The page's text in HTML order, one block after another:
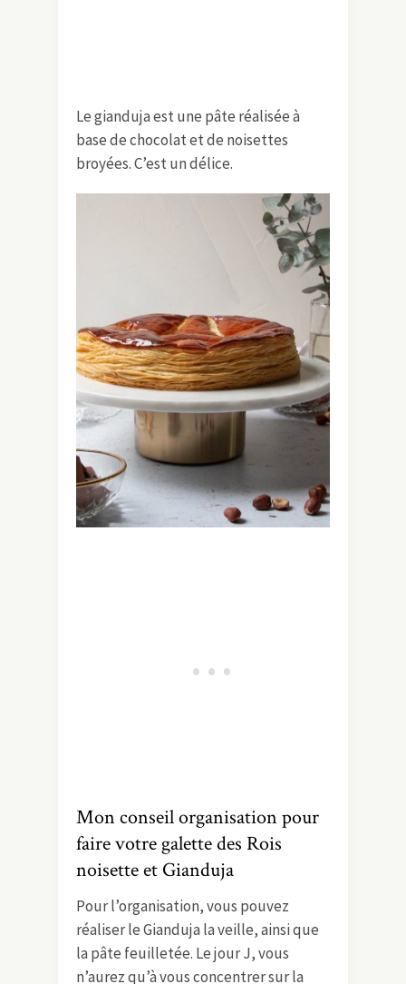
Le gianduja est une pâte réalisée à
base de chocolat et de noisettes
broyées. C’est un délice.
Mon conseil organisation pour
faire votre galette des Rois
noisette et Gianduja
Pour l’organisation, vous pouvez
réaliser le Gianduja la veille, ainsi que
la pâte feuilletée. Le jour J, vous
n’aurez qu’à vous concentrer sur la